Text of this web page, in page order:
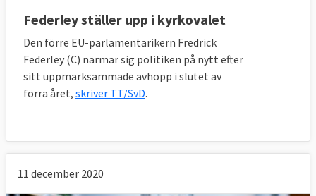
Federley ställer upp i kyrkovalet
Den förre EU-parlamentarikern Fredrick
Federley (C) närmar sig politiken på nytt efter
sitt uppmärksammade avhopp i slutet av
förra året, skriver TT/SvD.
11 december 2020